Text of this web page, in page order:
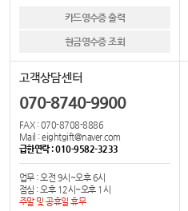
카드영수증 출력
현금영수증 조회
고객상담센터
070-8740-9900
FAX : 070-8708-8886
Mail : eightgift@naver.com
급한연락 : 010-9582-3233
업무 : 오전 9시~오후 6시
점심 : 오후 12시~오후 1시
주말 및 공휴일 휴무